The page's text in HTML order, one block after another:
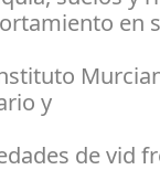
en
y
de vid